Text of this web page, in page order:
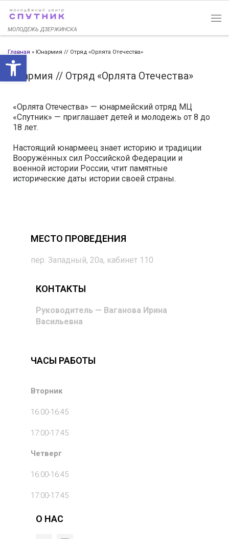
Открыть панель
Перейти к содержимому
МОЛОДЕЖЬ ДЗЕРЖИНСКА
Главная » Юнармия // Отряд «Орлята Отечества»
Юнармия // Отряд «Орлята Отечества»
«Орлята Отечества» — юнармейский отряд МЦ
«Спутник» — приглашает детей и молодежь от 8 до
18 лет.
Настоящий юнармеец знает историю и традиции
Вооружённых сил Российской Федерации и
военной истории России, чтит памятные
исторические даты истории своей страны.
МЕСТО ПРОВЕДЕНИЯ
пер. Западный, 20а, кабинет 110
КОНТАКТЫ
Руководитель — Ваганова Ирина
Васильевна
ЧАСЫ РАБОТЫ
Вторник
16:00-16:45
17:00-17:45
Четверг
16:00-16:45
17:00-17:45
О НАС